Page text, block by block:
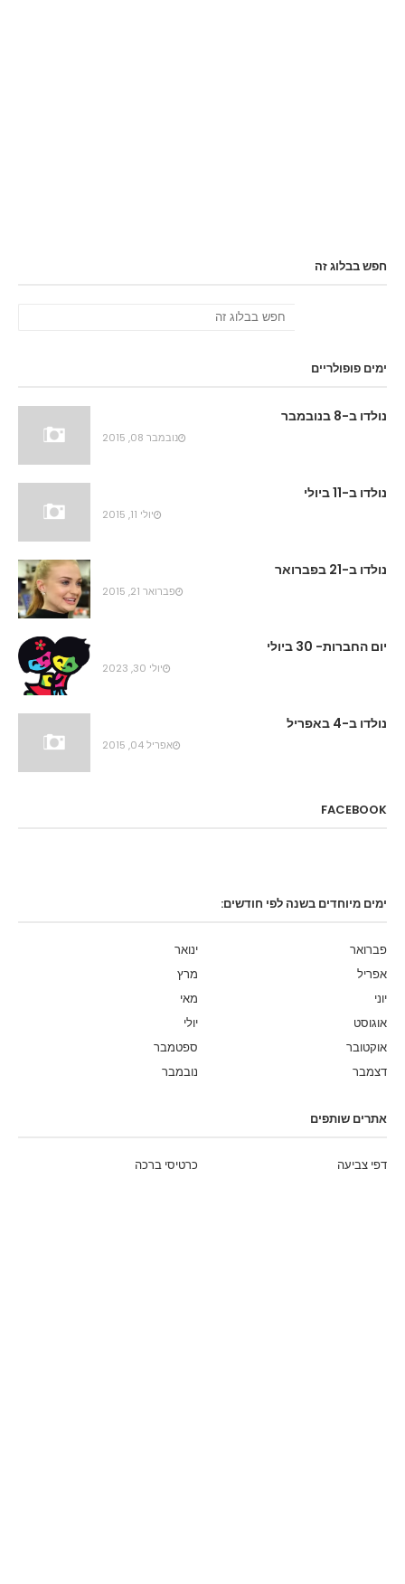
חפש בבלוג זה
ימים פופולריים
נולדו ב-8 בנובמבר
נובמבר 08, 2015
נולדו ב-11 ביולי
יולי 11, 2015
נולדו ב-21 בפברואר
פברואר 21, 2015
יום החברות- 30 ביולי
יולי 30, 2023
נולדו ב-4 באפריל
אפריל 04, 2015
FACEBOOK
ימים מיוחדים בשנה לפי חודשים:
ינואר
פברואר
מרץ
אפריל
מאי
יוני
יולי
אוגוסט
ספטמבר
אוקטובר
נובמבר
דצמבר
אתרים שותפים
כרטיסי ברכה דפי צביעה